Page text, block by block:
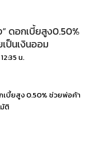
ดอกเบี้ยสูง0.50%
ป็นเงินออม
น.
เบี้ยสูง 0.50% ช่วยพ่อค้า
ติ